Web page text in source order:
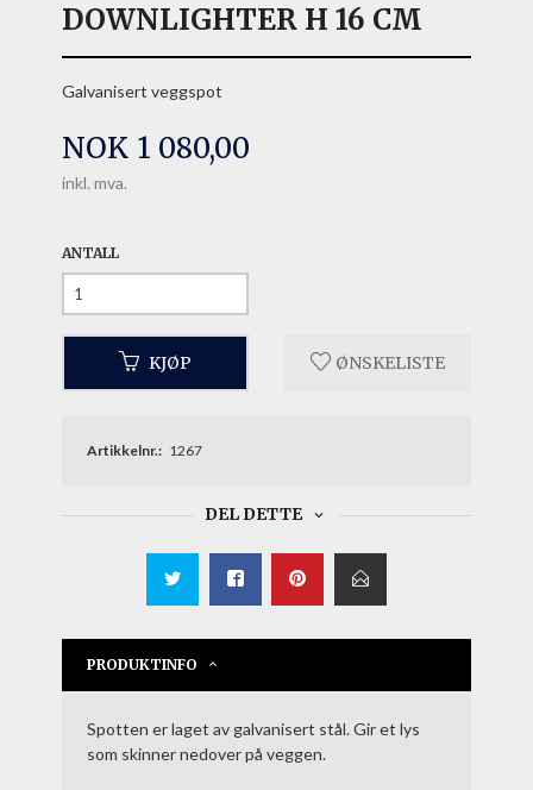
DOWNLIGHTER H 16 CM
Galvanisert veggspot
Pris
NOK 1 080,00
inkl. mva.
ANTALL
KJØP ØNSKELISTE
Artikkelnr.: 1267
DEL DETTE
PRODUKTINFO
Spotten er laget av galvanisert stål. Gir et lys
som skinner nedover på veggen.